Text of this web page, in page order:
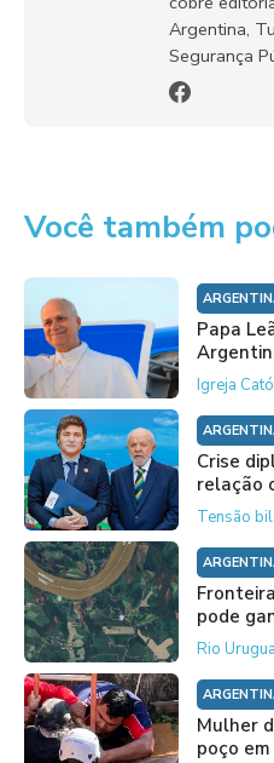
Argentina,
Segurança
Você também
Papa
Igreja
Crise
relação
Tensão
pode
Rio
Mulher
poço